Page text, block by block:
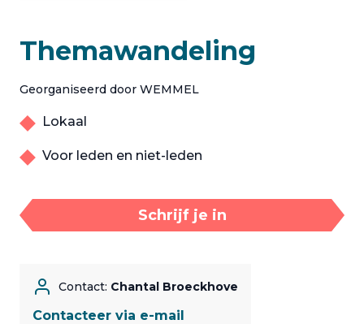
Themawandeling
Georganiseerd door WEMMEL
Lokaal
Voor leden en niet-leden
Schrijf je in
Contact: Chantal Broeckhove
Contacteer via e-mail